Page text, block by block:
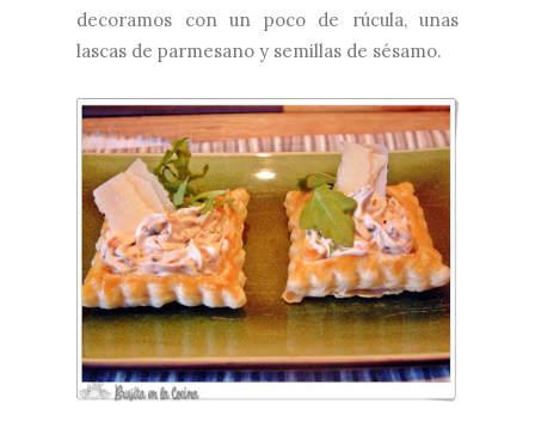
decoramos con un poco de rúcula, unas
lascas de parmesano y semillas de sésamo.